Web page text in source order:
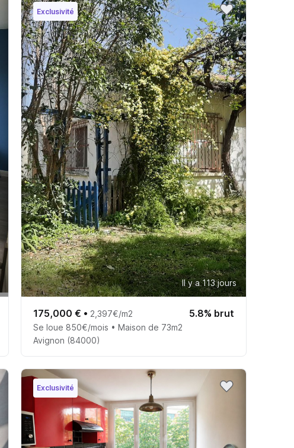
Exclusivité
Il y a 113 jours
175,000 € • 2,397€/m2 5.8% brut
Se loue 850€/mois • Maison de 73m2
Avignon (84000)
Exclusivité